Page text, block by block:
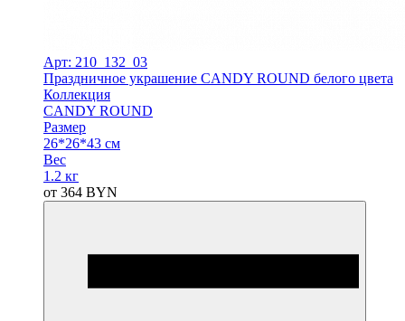
Арт: 210_132_03
Праздничное украшение CANDY ROUND белого цвета
Коллекция
CANDY ROUND
Размер
26*26*43 см
Вес
1.2 кг
от 364 BYN